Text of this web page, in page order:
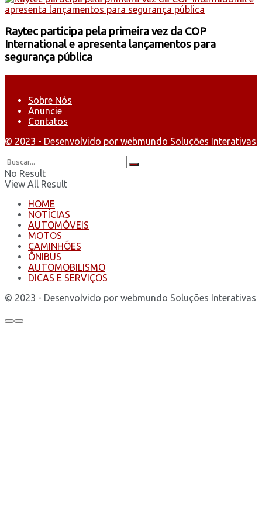
Raytec participa pela primeira vez da COP
International e apresenta lançamentos para
segurança pública
Sobre Nós
Anuncie
Contatos
© 2023 - Desenvolvido por webmundo Soluções Interativas
No Result
View All Result
HOME
NOTÍCIAS
AUTOMÓVEIS
MOTOS
CAMINHÕES
ÔNIBUS
AUTOMOBILISMO
DICAS E SERVIÇOS
© 2023 - Desenvolvido por webmundo Soluções Interativas